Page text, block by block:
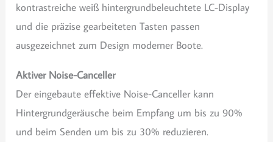
kontrastreiche weiß hintergrundbeleuchtete LC-Display
und die präzise gearbeiteten Tasten passen
ausgezeichnet zum Design moderner Boote.
Aktiver Noise-Canceller
Der eingebaute effektive Noise-Canceller kann
Hintergrundgeräusche beim Empfang um bis zu 90%
und beim Senden um bis zu 30% reduzieren.